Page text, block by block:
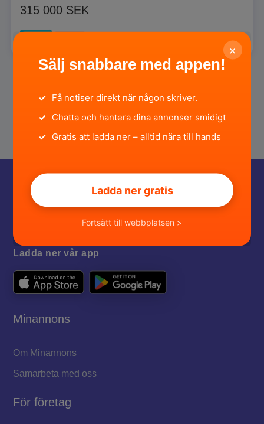
315 000 SEK
×
Sälj snabbare med appen!
✓ Få notiser direkt när någon skriver.
✓ Chatta och hantera dina annonser smidigt
✓ Gratis att ladda ner – alltid nära till hands
Ladda ner gratis
Fortsätt till webbplatsen >
Ladda ner vår app
Minannons
Om Minannons
Samarbeta med oss
För företag